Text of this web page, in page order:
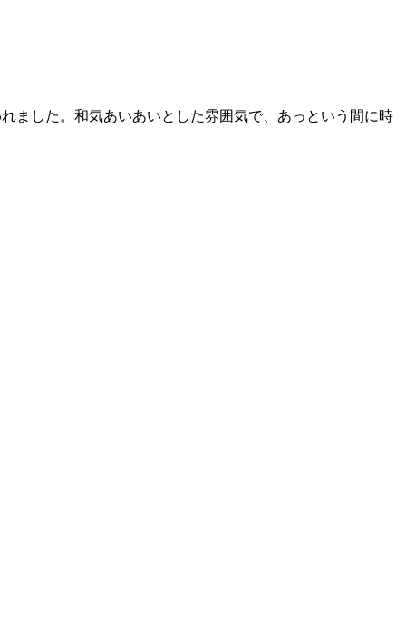
ました。和気あいあいとした雰囲気で、あっという間に時